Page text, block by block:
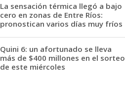
La sensación térmica llegó a bajo
cero en zonas de Entre Ríos:
pronostican varios días muy fríos
Quini 6: un afortunado se lleva
más de $400 millones en el sorteo
de este miércoles